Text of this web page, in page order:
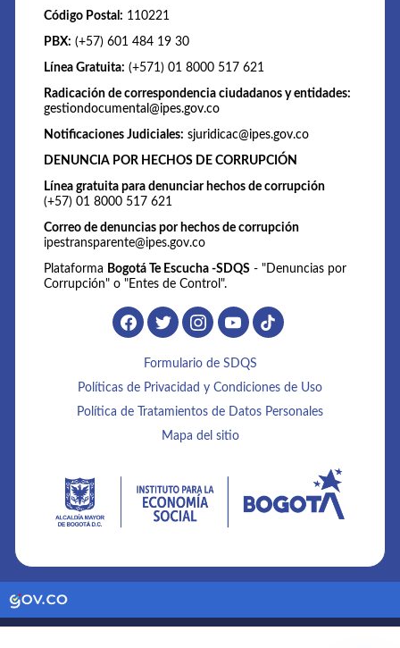
Código Postal: 110221
PBX: (+57) 601 484 19 30
Línea Gratuita: (+571) 01 8000 517 621
Radicación de correspondencia ciudadanos y entidades:
gestiondocumental@ipes.gov.co
Notificaciones Judiciales: sjuridicac@ipes.gov.co
DENUNCIA POR HECHOS DE CORRUPCIÓN
Línea gratuita para denunciar hechos de corrupción
(+57) 01 8000 517 621
Correo de denuncias por hechos de corrupción
ipestransparente@ipes.gov.co
Plataforma Bogotá Te Escucha -SDQS - "Denuncias por
Corrupción" o "Entes de Control".
Formulario de SDQS
Políticas de Privacidad y Condiciones de Uso
Política de Tratamientos de Datos Personales
Mapa del sitio